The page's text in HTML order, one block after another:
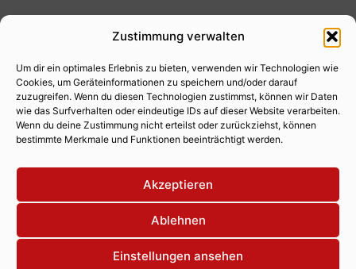
Zustimmung verwalten
Um dir ein optimales Erlebnis zu bieten, verwenden wir Technologien wie
Cookies, um Geräteinformationen zu speichern und/oder darauf
zuzugreifen. Wenn du diesen Technologien zustimmst, können wir Daten
wie das Surfverhalten oder eindeutige IDs auf dieser Website verarbeiten.
Wenn du deine Zustimmung nicht erteilst oder zurückziehst, können
bestimmte Merkmale und Funktionen beeinträchtigt werden.
Akzeptieren
Ablehnen
Einstellungen ansehen
Fotoservice
Videoservice
Werbung
Contenterstellung
Lokalnachrichten
Lokalfernsehen